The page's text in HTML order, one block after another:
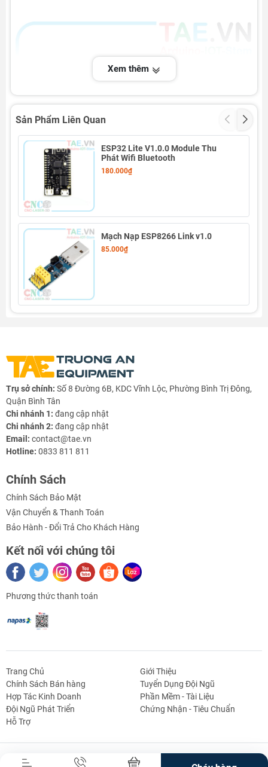
Định
Tải
Linh Kiện Siết -
Nối
Dụng Cụ Cầm
Tay
Máy Công Cụ
Thông số kỹ thuật WeMos D1 Uno R3 WiFi ESP8266
WeMos D1 Uno R3 WiFi ESP8266
- Flash: 4Mb
- Đầu vào: 9-24VDC, qua jack nguồn
3.6 VDC)
- D1 là bảng điều khiển wifi Arduino Uno giống hệt
- 1 đầu vào analog (đầu vào 3.3V tối đa)
- Kết nối Micro USB một jack nguồn, đầu vào điện 9-
24V
Xem thêm
Sản Phẩm Liên Quan
ESP32 Lite V1.0.0 Module Thu
Phát Wifi Bluetooth
180.000₫
Mạch Nạp ESP8266 Link v1.0
85.000₫
Trụ sở chính: Số 8 Đường 6B, KDC Vĩnh Lộc, Phường Bình Trị Đông,
Quận Bình Tân
Chi nhánh 1: đang cập nhật
Chi nhánh 2: đang cập nhật
Email: contact@tae.vn
Hotline: 0833 811 811
Chính Sách
Chính Sách Bảo Mật
Vận Chuyển & Thanh Toán
Bảo Hành - Đổi Trả Cho Khách Hàng
Kết nối với chúng tôi
Phương thức thanh toán
Trang Chủ
Giới Thiệu
Chính Sách Bán hàng
Tuyển Dụng Đội Ngũ
Hợp Tác Kinh Doanh
Phần Mềm - Tài Liệu
Đội Ngũ Phát Triển
Chứng Nhận - Tiêu Chuẩn
Hỗ Trợ
Bản Quyền Thuộc Về Truong An Mechatronics.